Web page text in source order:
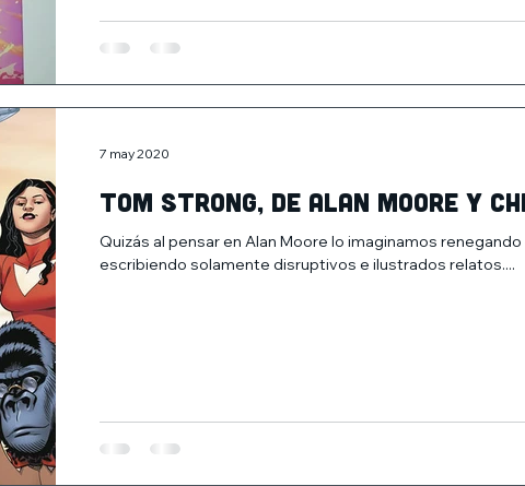
Tom Strong, de Alan Moore y
Quizás al pensar en Alan Moore lo imaginamos
escribiendo solamente disruptivos e ilustrados relatos....
7 may 2020